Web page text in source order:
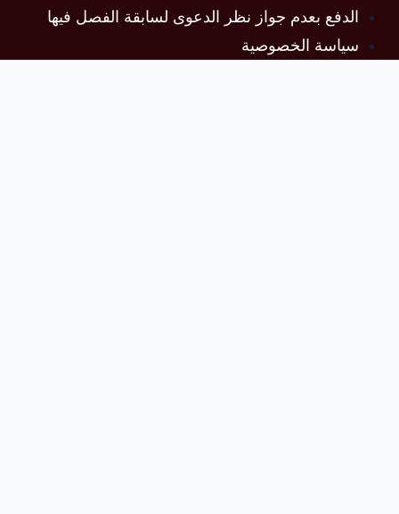
الدفع بعدم جواز نظر الدعوى لسابقة الفصل فيها
سياسة الخصوصية